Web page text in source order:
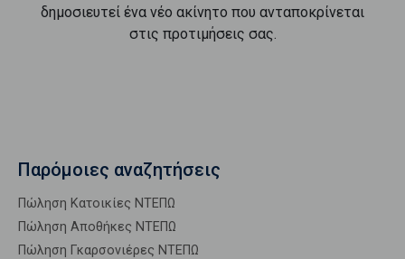
δημοσιευτεί ένα νέο ακίνητο που ανταποκρίνεται
στις προτιμήσεις σας.
Παρόμοιες αναζητήσεις
Πώληση Κατοικίες ΝΤΕΠΩ
Πώληση Αποθήκες ΝΤΕΠΩ
Πώληση Γκαρσονιέρες ΝΤΕΠΩ